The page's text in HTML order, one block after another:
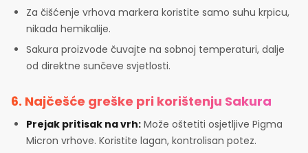
Za čišćenje vrhova markera koristite samo suhu krpicu,
nikada hemikalije.
Sakura proizvode čuvajte na sobnoj temperaturi, dalje
od direktne sunčeve svjetlosti.
6. Najčešće greške pri korištenju Sakura
Prejak pritisak na vrh: Može oštetiti osjetljive Pigma
Micron vrhove. Koristite lagan, kontrolisan potez.